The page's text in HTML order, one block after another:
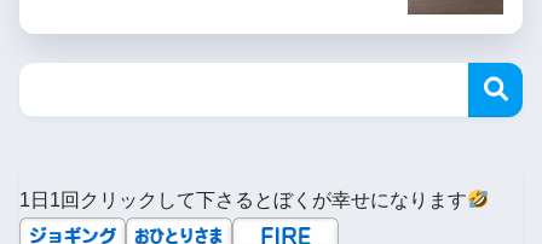
1日1回クリックして下さるとぼくが幸せになります